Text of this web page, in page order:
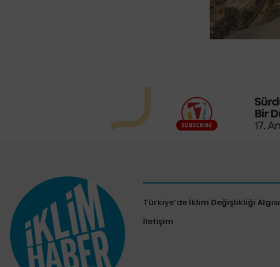
Türkiye’de İklim Değişlikliği Algısı
İletişim